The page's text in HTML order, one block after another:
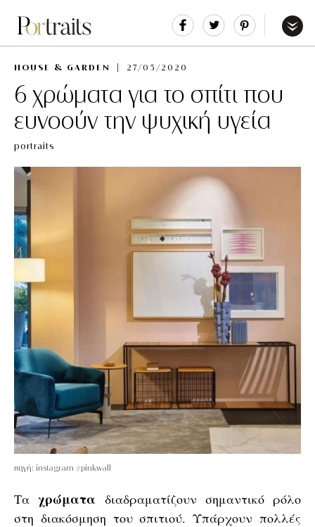
Share Tweet
HOUSE & GARDEN 27/05/2020
6 χρώματα για το σπίτι που
ευνοούν την ψυχική υγεία
portraits
πηγή: instagram #pinkwall
Ταχρώματα διαδραματίζουν σημαντικό ρόλο
στη διακόσμηση του σπιτιού. Υπάρχουν πολλές